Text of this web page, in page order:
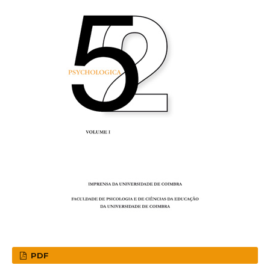
PDF